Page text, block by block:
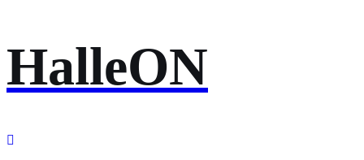
Inhalt
springen
HalleON